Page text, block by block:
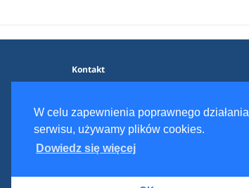
W celu zapewnienia poprawnego działania
serwisu, używamy plików cookies.
Dowiedz się więcej
Kontakt
Polityka prywatności
Regulamin serwisu